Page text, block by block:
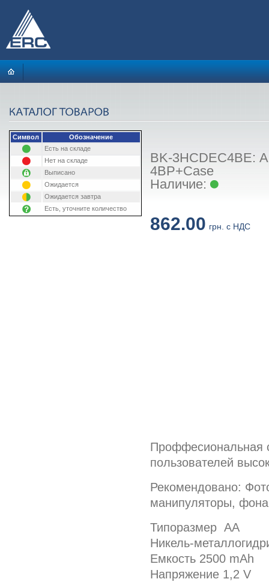
Символ
Обозначение
Есть на складе
Нет на складе
Выписано
Ожидается
Ожидается завтра
Есть, уточните количество
BK-3HCDEC4BE:
4BP+Case
Наличие:
862.00 грн. с НДС
Проффесиональная
пользователей
Рекомендовано:
манипуляторы,
Типоразмер АА
Никель-
Емкость 2500 mAh
Напряжение 1,2 V